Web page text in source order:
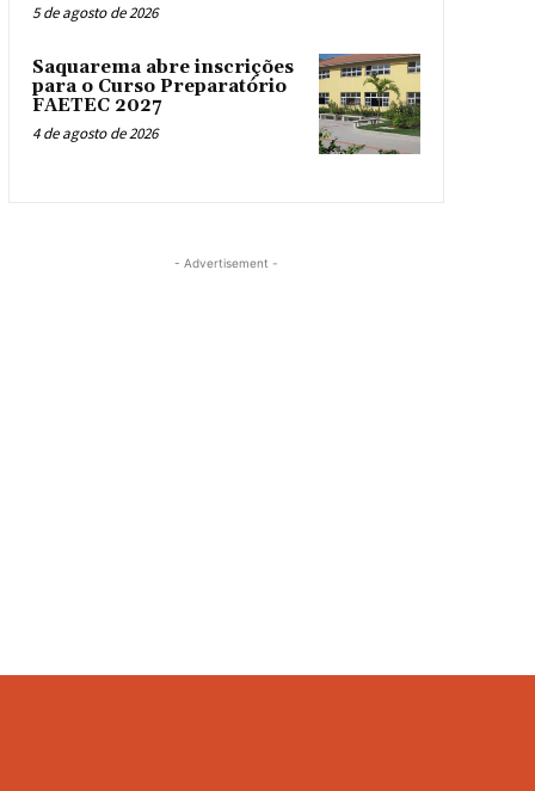
5 de agosto de 2026
Saquarema abre inscrições
para o Curso Preparatório
FAETEC 2027
4 de agosto de 2026
- Advertisement -